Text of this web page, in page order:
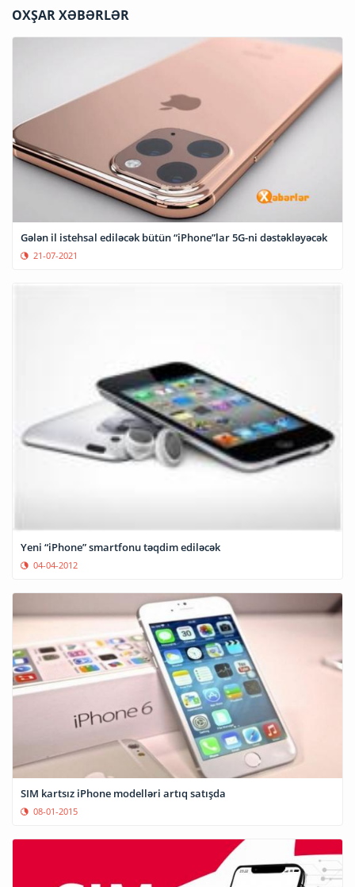
OXŞAR XƏBƏRLƏR
Gələn il istehsal ediləcək bütün “iPhone”lar 5G-ni dəstəkləyəcək
21-07-2021
Yeni “iPhone” smartfonu təqdim ediləcək
04-04-2012
SIM kartsız iPhone modelləri artıq satışda
08-01-2015